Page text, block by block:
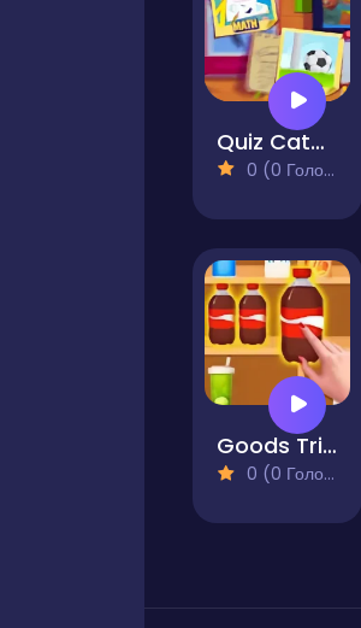
Quiz Categories
0 (0 Голосів)
Goods Triple Match 3D
0 (0 Голосів)